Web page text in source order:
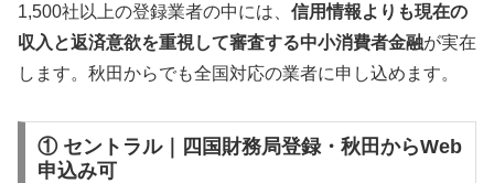
1,500社以上の登録業者の中には、 信用情報よりも現在の
収入と返済意欲を重視して審査する中小消費者金融が実在
します。秋田からでも全国対応の業者に申し込めます。
① セントラル｜四国財務局登録・秋田からWeb
申込み可